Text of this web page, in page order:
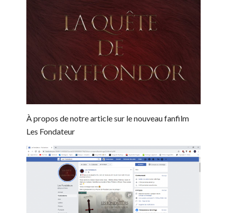
À propos de notre article sur le nouveau fanfilm
Les Fondateur